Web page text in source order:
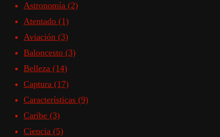
Astronomía (2)
Atentado (1)
Aviación (3)
Baloncesto (3)
Belleza (14)
Captura (17)
Características (9)
Caribe (3)
Ciencia (5)